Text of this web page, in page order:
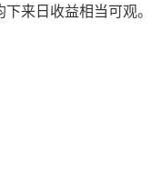
来日收益相当可观。